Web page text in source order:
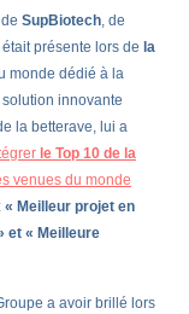
de SupBiotech, de
était présente lors de la
monde dédié à la
innovante
la betterave, lui a
le Top 10 de la
venues du monde
: « Meilleur projet en
et « Meilleure
a avoir brillé lors